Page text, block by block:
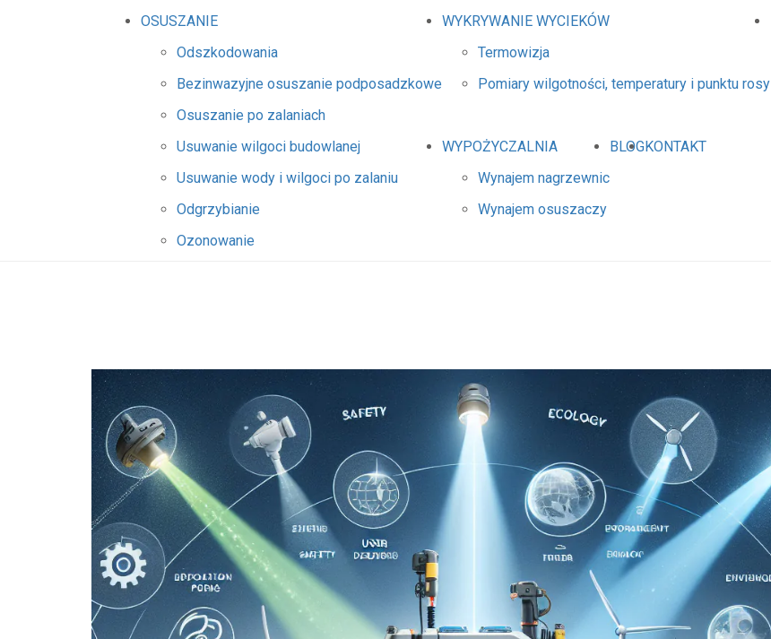
OSUSZANIE
Odszkodowania
Bezinwazyjne osuszanie podposadzkowe
Osuszanie po zalaniach
Usuwanie wilgoci budowlanej
Usuwanie wody i wilgoci po zalaniu
Odgrzybianie
Ozonowanie
WYKRYWANIE WYCIEKÓW
Termowizja
Pomiary wilgotności, temperatury i punktu rosy
WYPOŻYCZALNIA
Wynajem nagrzewnic
Wynajem osuszaczy
BLOGKONTAKT